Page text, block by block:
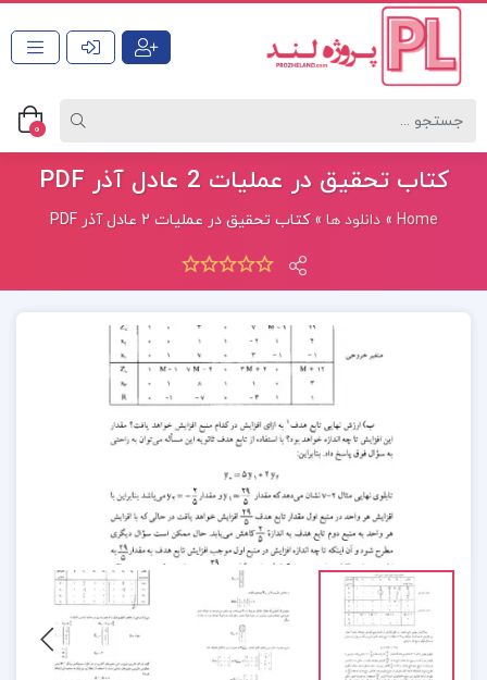
0
کتاب تحقیق در عملیات 2 عادل آذر PDF
Home
»دانلود ها »کتاب تحقیق در عملیات 2 عادل آذر PDF